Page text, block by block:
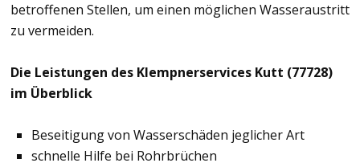
betroffenen Stellen, um einen möglichen Wasseraustritt
zu vermeiden.
Die Leistungen des Klempnerservices Kutt (77728)
im Überblick
Beseitigung von Wasserschäden jeglicher Art
schnelle Hilfe bei Rohrbrüchen